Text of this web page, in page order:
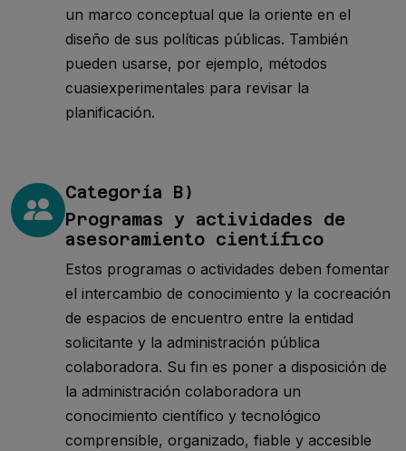
un marco conceptual que la oriente en el
diseño de sus políticas públicas. También
pueden usarse, por ejemplo, métodos
cuasiexperimentales para revisar la
planificación.
Categoría B)
Programas y actividades de
asesoramiento científico
Estos programas o actividades deben fomentar
el intercambio de conocimiento y la cocreación
de espacios de encuentro entre la entidad
solicitante y la administración pública
colaboradora. Su fin es poner a disposición de
la administración colaboradora un
conocimiento científico y tecnológico
comprensible, organizado, fiable y accesible